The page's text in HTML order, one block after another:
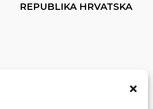
REPUBLIKA HRVATSKA